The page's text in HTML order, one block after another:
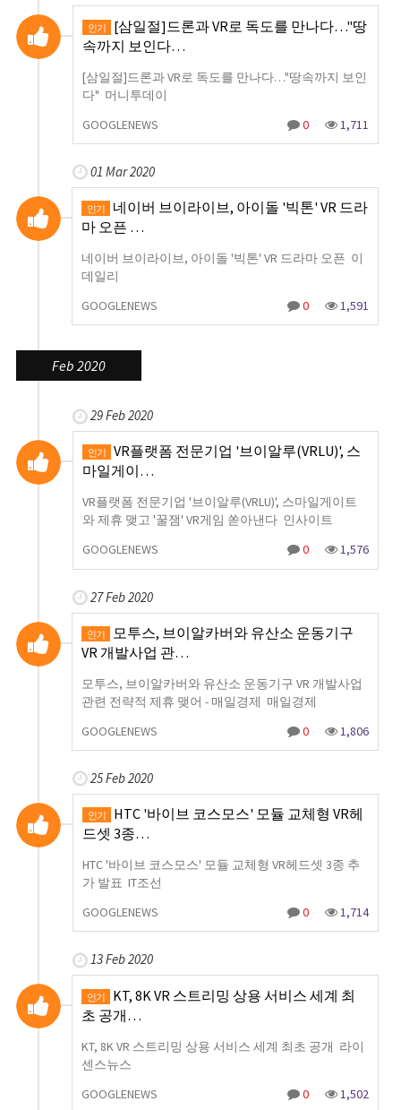
인기
[삼일절]드론과 VR로 독도를 만나다…"땅
속까지 보인다…
[삼일절]드론과 VR로 독도를 만나다…"땅속까지 보인
다" 머니투데이
GOOGLENEWS
0 1,711
01 Mar 2020
인기
네이버 브이라이브, 아이돌 '빅톤' VR 드라
마 오픈 …
네이버 브이라이브, 아이돌 '빅톤' VR 드라마 오픈 이
데일리
GOOGLENEWS
0 1,591
Feb 2020
29 Feb 2020
인기
VR플랫폼 전문기업 '브이알루(VRLU)', 스
마일게이…
VR플랫폼 전문기업 '브이알루(VRLU)', 스마일게이트
와 제휴 맺고 '꿀잼' VR게임 쏟아낸다 인사이트
GOOGLENEWS
0 1,576
27 Feb 2020
인기
모투스, 브이알카버와 유산소 운동기구
VR 개발사업 관…
모투스, 브이알카버와 유산소 운동기구 VR 개발사업
관련 전략적 제휴 맺어 - 매일경제 매일경제
GOOGLENEWS
0 1,806
25 Feb 2020
인기
HTC '바이브 코스모스' 모듈 교체형 VR헤
드셋 3종…
HTC '바이브 코스모스' 모듈 교체형 VR헤드셋 3종 추
가 발표 IT조선
GOOGLENEWS
0 1,714
13 Feb 2020
인기
KT, 8K VR 스트리밍 상용 서비스 세계 최
초 공개…
KT, 8K VR 스트리밍 상용 서비스 세계 최초 공개 라이
센스뉴스
GOOGLENEWS
0 1,502